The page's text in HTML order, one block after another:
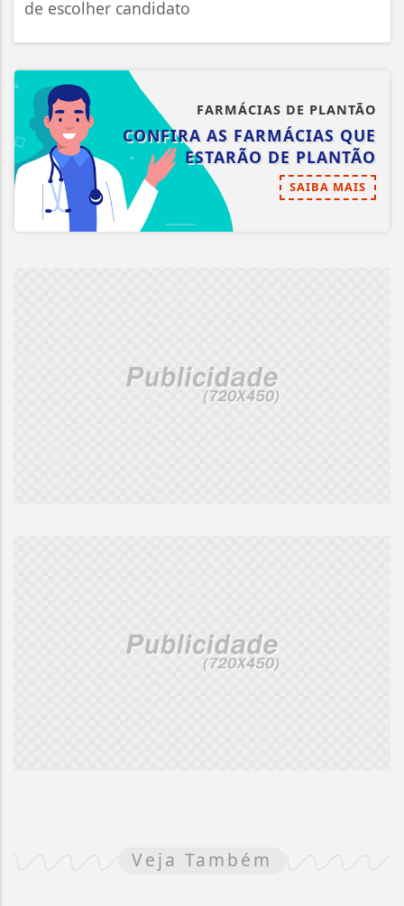
de escolher candidato
FARMÁCIAS DE PLANTÃO
CONFIRA AS FARMÁCIAS QUE
ESTARÃO DE PLANTÃO
SAIBA MAIS
Veja Também